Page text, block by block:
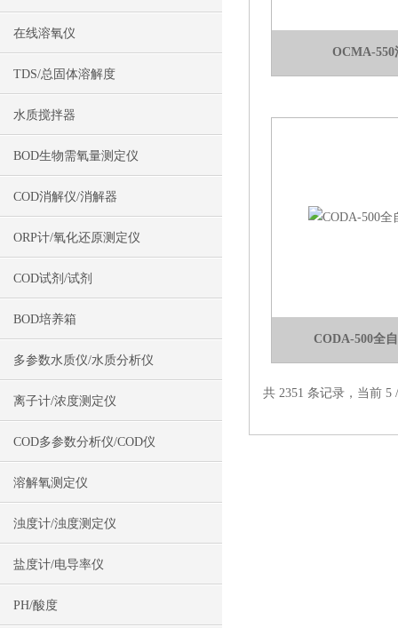
在线溶氧仪
TDS/总固体溶解度
水质搅拌器
BOD生物需氧量测定仪
COD消解仪/消解器
ORP计/氧化还原测定仪
COD试剂/试剂
BOD培养箱
多参数水质仪/水质分析仪
离子计/浓度测定仪
COD多参数分析仪/COD仪
溶解氧测定仪
浊度计/浊度测定仪
盐度计/电导率仪
PH/酸度
OCMA-550
CODA-500全
共 2351 条记录，当前